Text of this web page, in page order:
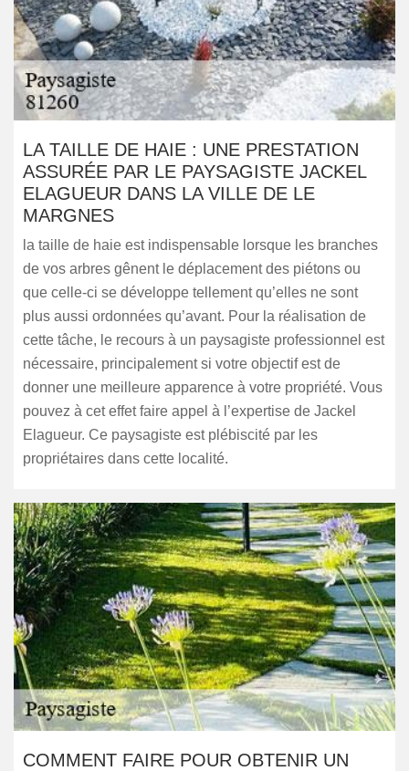
LA TAILLE DE HAIE : UNE PRESTATION
ASSURÉE PAR LE PAYSAGISTE JACKEL
ELAGUEUR DANS LA VILLE DE LE
MARGNES
la taille de haie est indispensable lorsque les branches
de vos arbres gênent le déplacement des piétons ou
que celle-ci se développe tellement qu’elles ne sont
plus aussi ordonnées qu’avant. Pour la réalisation de
cette tâche, le recours à un paysagiste professionnel est
nécessaire, principalement si votre objectif est de
donner une meilleure apparence à votre propriété. Vous
pouvez à cet effet faire appel à l’expertise de Jackel
Elagueur. Ce paysagiste est plébiscité par les
propriétaires dans cette localité.
COMMENT FAIRE POUR OBTENIR UN